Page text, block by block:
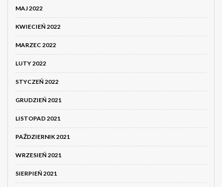
MAJ 2022
KWIECIEŃ 2022
MARZEC 2022
LUTY 2022
STYCZEŃ 2022
GRUDZIEŃ 2021
LISTOPAD 2021
PAŹDZIERNIK 2021
WRZESIEŃ 2021
SIERPIEŃ 2021